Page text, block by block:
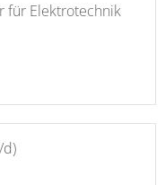
für Elektrotechnik